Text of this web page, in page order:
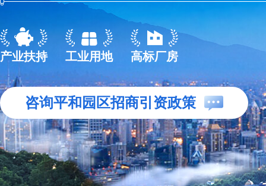
产业扶持 工业用地 高标厂房
咨询平和园区招商引资政策